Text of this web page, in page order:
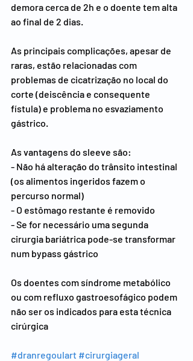
demora cerca de 2h e o doente tem alta
ao final de 2 dias.
As principais complicações, apesar de
raras, estão relacionadas com
problemas de cicatrização no local do
corte (deiscência e consequente
fístula) e problema no esvaziamento
gástrico.
As vantagens do sleeve são:
- Não há alteração do trânsito intestinal
(os alimentos ingeridos fazem o
percurso normal)
- O estômago restante é removido
- Se for necessário uma segunda
cirurgia bariátrica pode-se transformar
num bypass gástrico
Os doentes com síndrome metabólico
ou com refluxo gastroesofágico podem
não ser os indicados para esta técnica
cirúrgica
#dranregoulart #cirurgiageral